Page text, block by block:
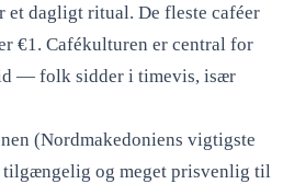
dagligt ritual. De fleste caféer
€1. Cafékulturen er central for
— folk sidder i timevis, især
(Nordmakedoniens vigtigste
tilgængelig og meget prisvenlig til